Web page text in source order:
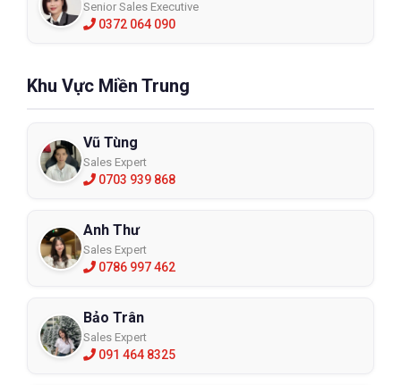
Senior Sales Executive
0372 064 090
Khu Vực Miền Trung
Vũ Tùng
Sales Expert
0703 939 868
Anh Thư
Sales Expert
0786 997 462
Bảo Trân
Sales Expert
091 464 8325